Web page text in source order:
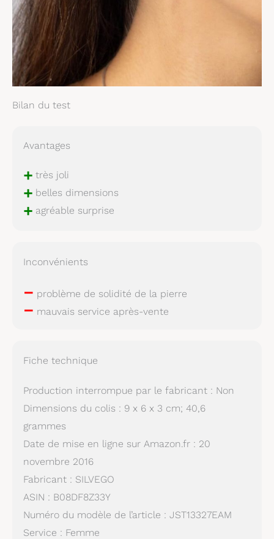
Bilan du test
Avantages
+très joli
+belles dimensions
+agréable surprise
Inconvénients
– problème de solidité de la pierre
– mauvais service après-vente
Fiche technique
Production interrompue par le fabricant : Non
Dimensions du colis : 9 x 6 x 3 cm; 40,6
grammes
Date de mise en ligne sur Amazon.fr : 20
novembre 2016
Fabricant : SILVEGO
ASIN : B08DF8Z33Y
Numéro du modèle de l’article : JST13327EAM
Service : Femme